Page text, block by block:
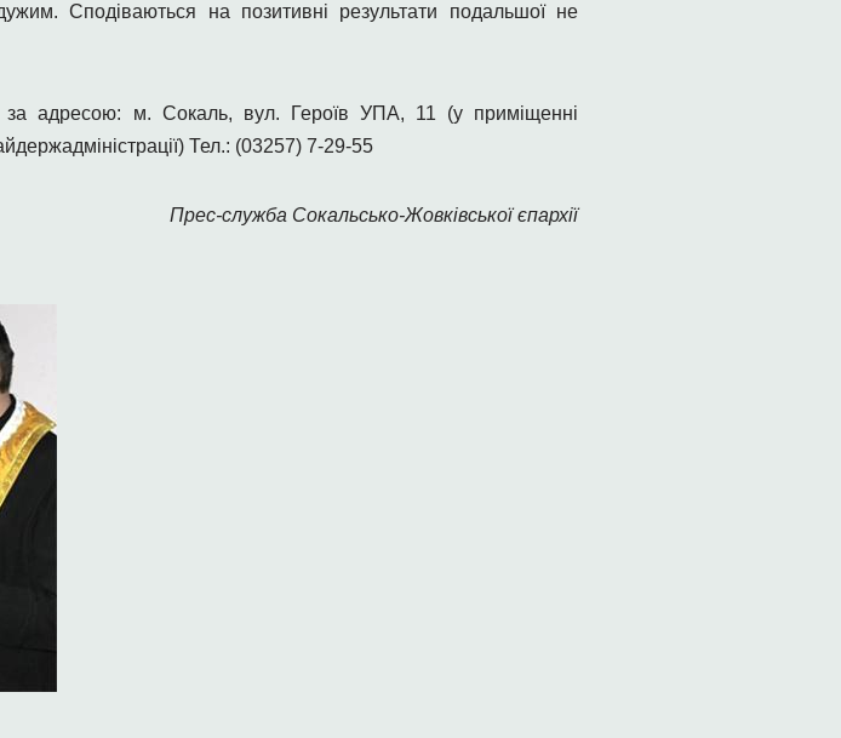
Сподіваються на позитивні результати подальшої не
за адресою: м. Сокаль, вул. Героїв УПА, 11 (у приміщенні
Тел.: (03257) 7-29-55
Прес-служба Сокальсько-Жовківської єпархії